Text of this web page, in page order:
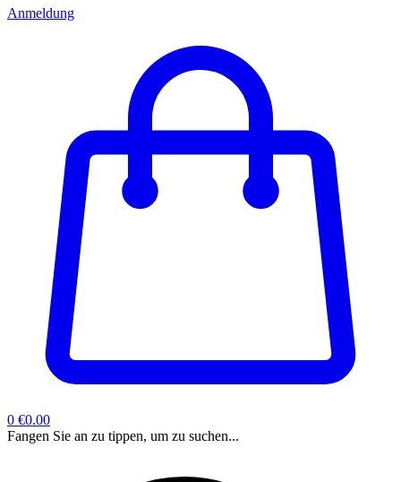
Anmeldung
0 €0.00
Fangen Sie an zu tippen, um zu suchen...